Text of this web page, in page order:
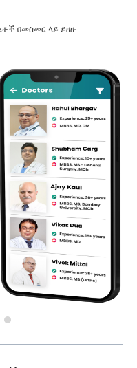
በመስመር ላይ ይዘዙ